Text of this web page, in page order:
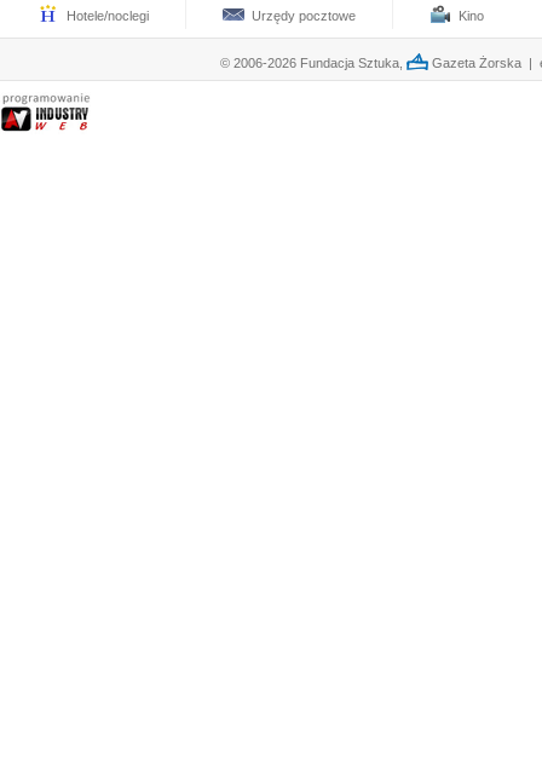
Hotele/noclegi
Urzędy pocztowe
Kino
© 2006-2026 Fundacja Sztuka, Gazeta Żorska |